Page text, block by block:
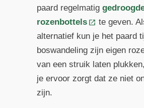
paard regelmatig
rozenbottels
te geven.
alternatief kun je het paard
boswandeling zijn eigen
van een struik laten
je ervoor zorgt dat ze niet
zijn.